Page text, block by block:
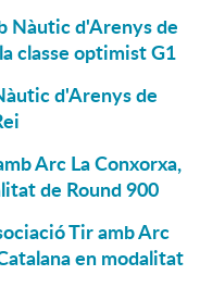
Nàutic d'Arenys de
classe optimist G1
d'Arenys de
Arc La Conxorxa,
de Round 900
Tir amb Arc
en modalitat